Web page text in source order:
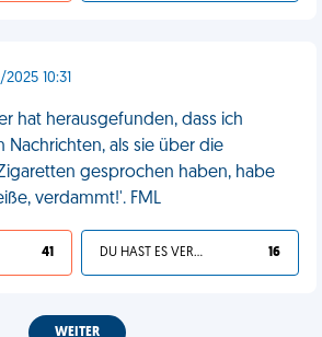
10:31
hat herausgefunden, dass ich
Nachrichten, als sie über die
gesprochen haben, habe
verdammt!'. FML
41 DU HAST ES VERDIENT 16
WEITER